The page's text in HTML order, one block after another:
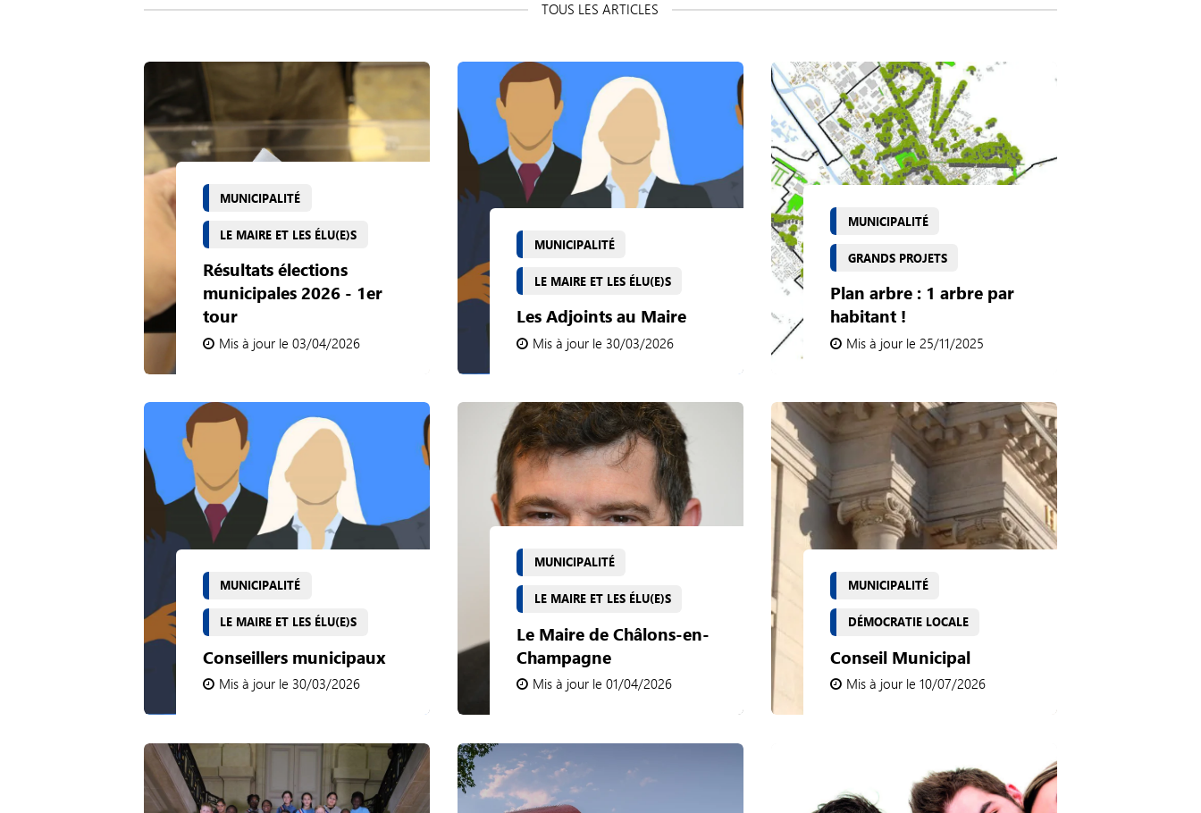
MUNICIPALITÉ
LE MAIRE ET LES ÉLU(E)S
Résultats élections
municipales 2026 - 1er
tour
Mis à jour le 03/04/2026
MUNICIPALITÉ
LE MAIRE ET LES ÉLU(E)S
Les Adjoints au Maire
Mis à jour le 30/03/2026
MUNICIPALITÉ
GRANDS PROJETS
Plan arbre : 1 arbre par
habitant !
Mis à jour le 25/11/2025
MUNICIPALITÉ
LE MAIRE ET LES ÉLU(E)S
Conseillers municipaux
Mis à jour le 30/03/2026
MUNICIPALITÉ
LE MAIRE ET LES ÉLU(E)S
Le Maire de Châlons-en-
Champagne
Mis à jour le 01/04/2026
MUNICIPALITÉ
DÉMOCRATIE LOCALE
Conseil Municipal
Mis à jour le 10/07/2026